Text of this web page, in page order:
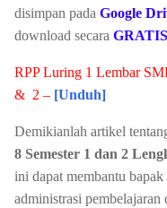
disimpan pada Google
download secara GRATIS
RPP Luring 1 Lembar
& 2 – [Unduh]
Demikianlah artikel
8 Semester 1 dan 2
ini dapat membantu
administrasi pembelajaran